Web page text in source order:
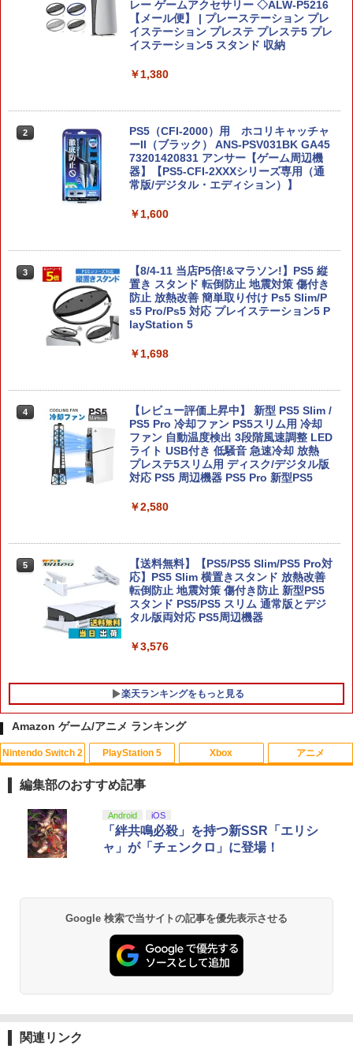
-AQMXB NSW2 ス-パ-マリオブラザ-ズ
ワンダ- ミンナデリンリンパ-ク]
￥7,570
AC-P-BQPYA NSW パワフルプロヤキュ
ウ 2026-2027]
￥7,620
￥7,696
伝説 ブレス オブ ザ ワイルド Nintendo
ELDEN RING Tarnished Edition Swit
ch2版
レー ゲームアクセサリー ◇ALW-P5216
【メール便】 | プレーステーション プレ
イステーション プレステ プレステ5 プレ
イステーション5 スタンド 収納
￥1,380
2
PS5（CFI-2000）用 ホコリキャッチャ
ーII（ブラック） ANS-PSV031BK GA45
73201420831 アンサー【ゲーム周辺機
器】【PS5-CFI-2XXXシリーズ専用（通
常版/デジタル・エディション）】
￥1,600
3
【8/4-11 当店P5倍!&マラソン!】PS5 縦
置き スタンド 転倒防止 地震対策 傷付き
防止 放熱改善 簡単取り付け Ps5 Slim/P
s5 Pro/Ps5 対応 プレイステーション5 P
layStation 5
￥1,698
4
【レビュー評価上昇中】 新型 PS5 Slim /
PS5 Pro 冷却ファン PS5スリム用 冷却
ファン 自動温度検出 3段階風速調整 LED
ライト USB付き 低騒音 急速冷却 放熱
プレステ5スリム用 ディスク/デジタル版
対応 PS5 周辺機器 PS5 Pro 新型PS5
￥2,580
5
【送料無料】【PS5/PS5 Slim/PS5 Pro対
応】PS5 Slim 横置きスタンド 放熱改善
転倒防止 地震対策 傷付き防止 新型PS5
スタンド PS5/PS5 スリム 通常版とデジ
タル版両対応 PS5周辺機器
￥3,576
楽天ランキングをもっと見る
1 【中古】マリオパーティDS
￥251
￥406
【中古】【PS4】ファークライ5
￥843
1
【お買い物マラソン！ポイント5倍★8/1
1 01：59まで】 0174 中古BD＃ 魔法少
女まどか☆マギカ ポータブル スペシャ
￥550
￥4,400
Amazon ゲーム/アニメ ランキング
Nintendo Switch 2
1
スプラトゥーン レイダース|オンライン
コード版
￥5,832
スプラトゥーン レイダース -Switch2
￥6,455
3
PlayStation 5
1
PlayStation 5 デジタル・エディション
日本語専用 Console Language: Japan
ese only (CFI-2200B01)
プロダクトコード 封入
￥7,286
3
Xbox
1
【純正品】Xbox ワイヤレス コントロー
ラー + USB-C® ケーブル
￥8,300
Xbox プリペイドカード 5,000円 デジタ
ンラインコード]
￥5,000
3
アニメ
1
【Amazon.co.jp限定】劇場版モノノ怪
第三章 蛇神 (Amazon.co.jp限定オリジ
ナル三方背収納ケース付きコレクション)
(オリジナル特典:オリジナル巾着＋メー
ボード付) [Blu-ray]
￥10,780
窩座再来 通常版 [Blu-ray]
編集部のおすすめ記事
Android iOS
「絆共鳴必殺」を持つ新SSR「エリシ
ャ」が「チェンクロ」に登場！
Google 検索で当サイトの記事を優先表示させる
関連リンク